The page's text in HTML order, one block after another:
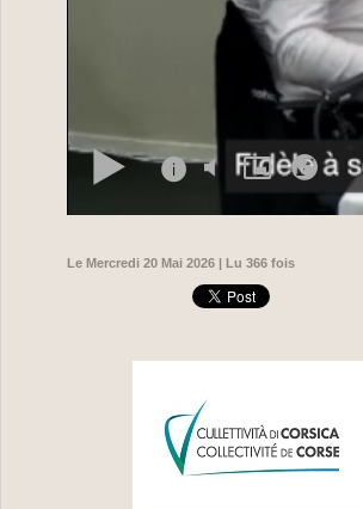
Le Mercredi 20 Mai 2026 | Lu 366 fois